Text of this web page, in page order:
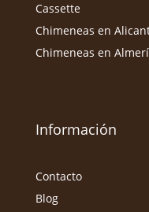
Cassette
Chimeneas en
Chimeneas en
Información
Contacto
Blog